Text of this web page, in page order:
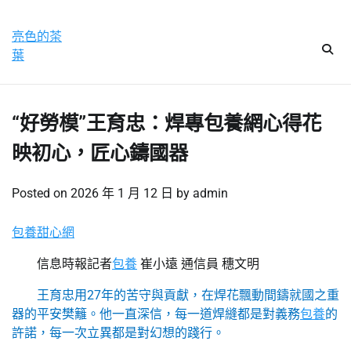
content
亮色的茶
葉
“好勞模”王育忠：焊專包養網心得花
映初心，匠心鑄國器
Posted on 2026 年 1 月 12 日 by admin
包養甜心網
信息時報記者包養 崔小遠 通信員 穗文明
王育忠用27年的苦守與貢獻，在焊花飄動間鑄就國之重
器的平安樊籬。他一直深信，每一道焊縫都是對義務包養的
許諾，每一次立異都是對幻想的踐行。